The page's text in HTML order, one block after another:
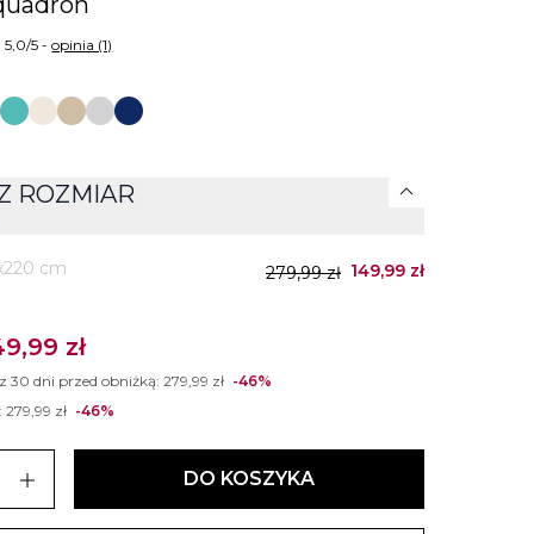
5,0/5 -opinia (1)
ROZMIAR expand_more
cm 279,99 zł 149,99 zł
zł
30 dni przed obniżką:279,99 zł -46%
279,99 zł -46%
add DO KOSZYKA